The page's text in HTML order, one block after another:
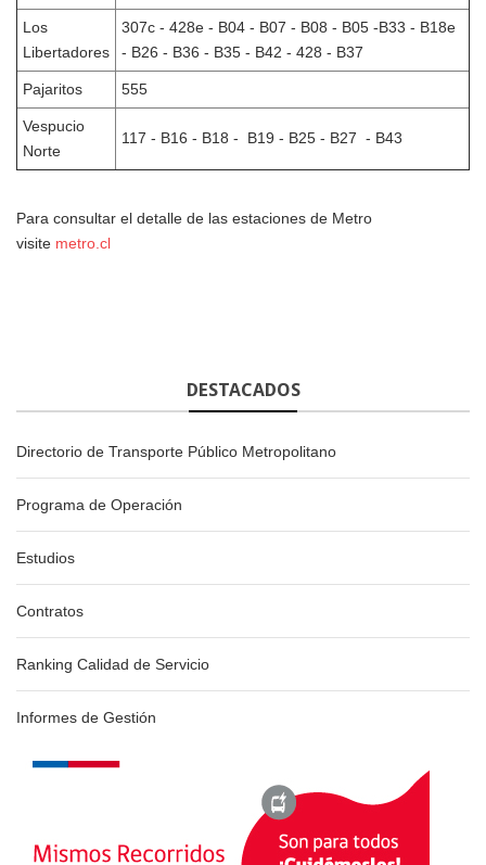
Los
Libertadores
307c - 428e - B04 - B07 - B08 - B05 -B33 - B18e
- B26 - B36 - B35 - B42 - 428 - B37
Pajaritos 555
Vespucio
Norte
117 - B16 - B18 - B19 - B25 - B27 - B43
Para consultar el detalle de las estaciones de Metro
visite metro.cl
DESTACADOS
Directorio de Transporte Público Metropolitano
Programa de Operación
Estudios
Contratos
Ranking Calidad de Servicio
Informes de Gestión